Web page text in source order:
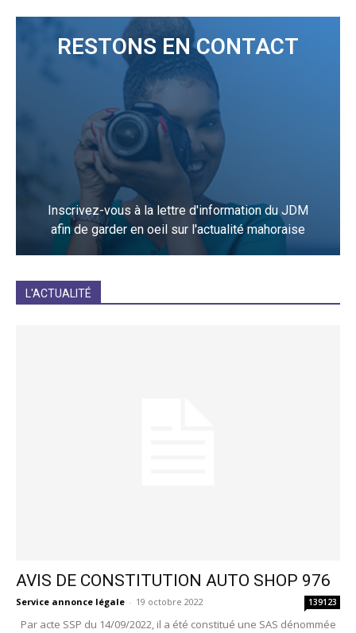
RESTONS EN CONTACT
Inscrivez-vous à la lettre d'information du JDM
afin de garder en oeil sur l'actualité mahoraise
L'ACTUALITÉ
AVIS DE CONSTITUTION AUTO SHOP 976
Service annonce légale - 19 octobre 2022 139123
Par acte SSP du 14/09/2022, il a été constitué une SAS dénommée